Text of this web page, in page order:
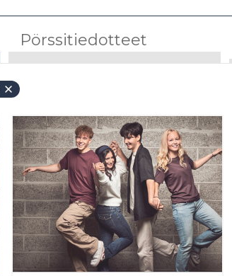
Pörssitiedotteet